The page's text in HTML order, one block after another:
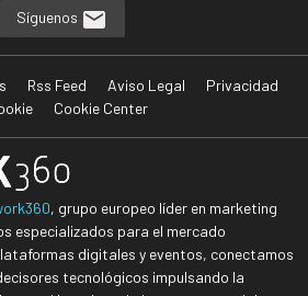
Síguenos
Rss Feed Aviso Legal
Privacidad
Cookie Center
, grupo europeo líder en marketing
especializados para el mercado
digitales y eventos, conectamos
tecnológicos impulsando la